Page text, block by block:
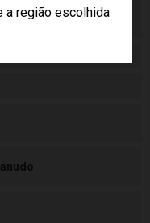
a região escolhida